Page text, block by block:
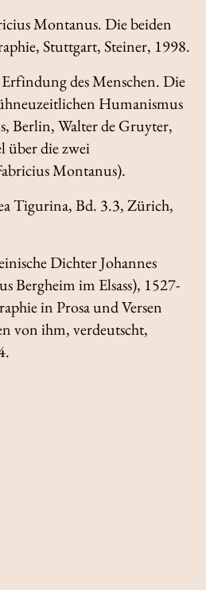
Montanus.Die beiden
, Stuttgart, Steiner, 1998.
des Menschen. Die
Humanismus
, Berlin, Walter de Gruyter,
über die zwei
Montanus).
Tigurina, Bd. 3.3, Zürich,
Dichter Johannes
Bergheim im Elsass), 1527-
in Prosa und Versen
von ihm, verdeutscht,